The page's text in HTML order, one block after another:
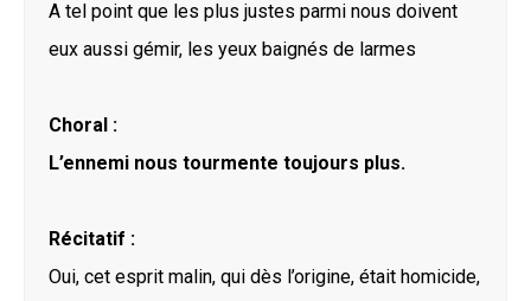
A tel point que les plus justes parmi nous doivent
eux aussi gémir, les yeux baignés de larmes
Choral :
L’ennemi nous tourmente toujours plus.
Récitatif :
Oui, cet esprit malin, qui dès l’origine, était homicide,